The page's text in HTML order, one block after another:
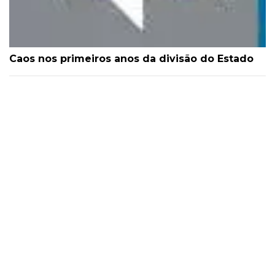
Caos nos primeiros anos da divisão do Estado